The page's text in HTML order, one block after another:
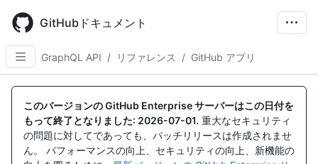
main
content
GitHubドキュメント
GraphQL API / リファレンス / GitHub アプリ
このバージョンの GitHub Enterprise サーバーはこの日付を
もって終了となりました: 2026-07-01. 重大なセキュリティ
の問題に対してであっても、パッチリリースは作成されませ
ん。 パフォーマンスの向上、セキュリティの向上、新機能の